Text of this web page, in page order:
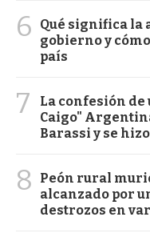
6
Qué significa la
gobierno y
país
7
La confesión de
Caigo"
Barassi y se
8
Peón rural
alcanzado por
destrozos en